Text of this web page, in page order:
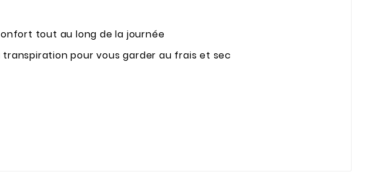
tout au long de la journée
pour vous garder au frais et sec